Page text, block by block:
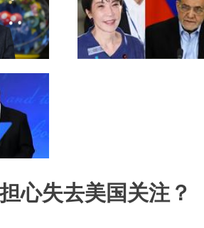
心失去美国关注？